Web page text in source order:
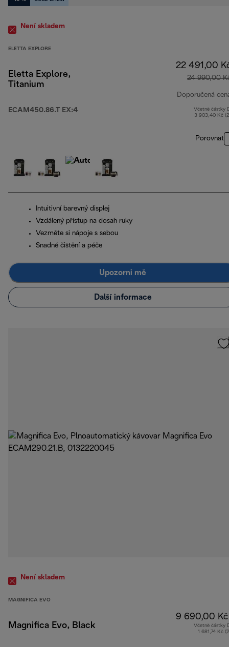
Není skladem
ELETTA EXPLORE
Eletta Explore,
Titanium
ECAM450.86.T EX:4
22 491,00
24 990,00
Doporučená
Včetně částky
3 903,40 Kč
Porovnat
Intuitivní barevný displej
Vzdálený přístup na dosah ruky
Vezměte si nápoje s sebou
Snadné čištění a péče
Upozorni mě
Další informace
Není skladem
MAGNIFICA EVO
Magnifica Evo, Black
9 690,00 Kč
Včetně částky
1 681,74 Kč